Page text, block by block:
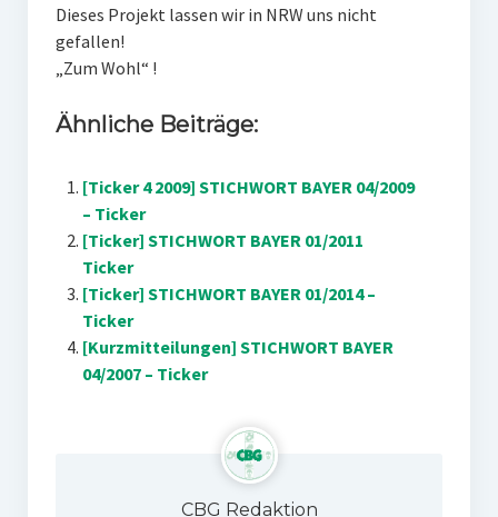
Dieses Projekt lassen wir in NRW uns nicht
gefallen!
„Zum Wohl“ !
Ähnliche Beiträge:
[Ticker 4 2009] STICHWORT BAYER 04/2009
– Ticker
[Ticker] STICHWORT BAYER 01/2011
Ticker
[Ticker] STICHWORT BAYER 01/2014 –
Ticker
[Kurzmitteilungen] STICHWORT BAYER
04/2007 – Ticker
CBG Redaktion